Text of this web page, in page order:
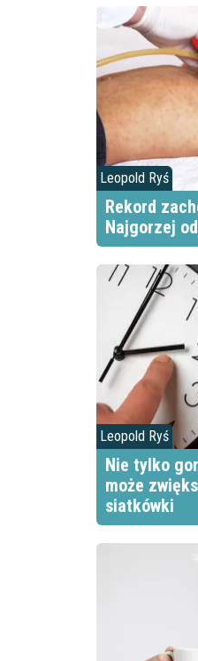
Leopold Ryś
Rekord
Najgorzej
Leopold Ryś
Nie tylko
może
siatkówki